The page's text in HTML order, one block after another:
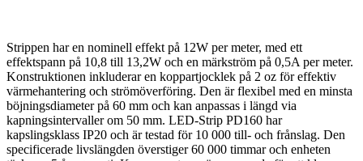
Strippen har en nominell effekt på 12W per meter, med ett
effektspann på 10,8 till 13,2W och en märkström på 0,5A per meter.
Konstruktionen inkluderar en koppartjocklek på 2 oz för effektiv
värmehantering och strömöverföring. Den är flexibel med en minsta
böjningsdiameter på 60 mm och kan anpassas i längd via
kapningsintervaller om 50 mm. LED-Strip PD160 har
kapslingsklass IP20 och är testad för 10 000 till- och frånslag. Den
specificerade livslängden överstiger 60 000 timmar och enheten